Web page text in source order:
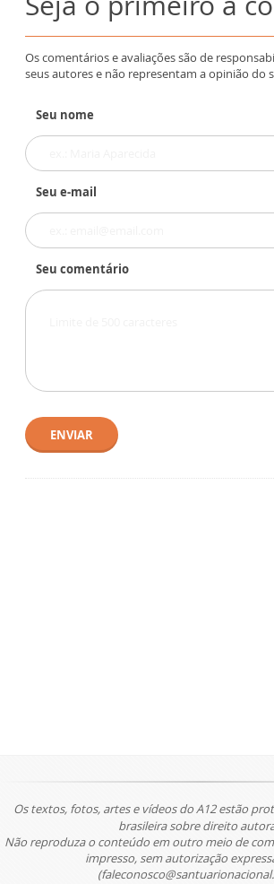
Os comentários e avaliações são de
seus autores e não representam a opinião do
Seu nome
Seu e-mail
Seu comentário
ENVIAR
Os textos, fotos, artes e vídeos do A12 estão
brasileira sobre direito
Não reproduza o conteúdo em outro meio de
impresso, sem autorização